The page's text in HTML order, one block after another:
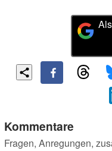
Kommentare
Fragen, Anregungen,